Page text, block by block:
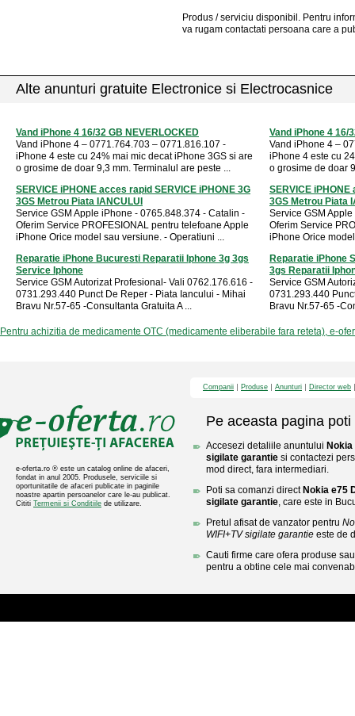
Produs / serviciu disponibil . Pentru
va rugam contactati persoana care a
Alte anunturi gratuite Electronice si Electrocasnice
Vand iPhone 4 16/32 GB NEVERLOCKED
Vand iPhone 4 – 0771.764.703 – 0771.816.107 -
iPhone 4 este cu 24% mai mic decat iPhone 3GS si are
o grosime de doar 9,3 mm. Terminalul are peste ...
Vand iPhone 4 16/
Vand iPhone 4 –
iPhone 4 este cu
o grosime de doar
SERVICE iPHONE acces rapid SERVICE iPHONE 3G
3GS Metrou Piata IANCULUI
Service GSM Apple iPhone - 0765.848.374 - Catalin -
Oferim Service PROFESIONAL pentru telefoane Apple
iPhone Orice model sau versiune. - Operatiuni ...
SERVICE iPHONE
3GS Metrou Piata
Service GSM
Oferim Service
iPhone Orice
Reparatie iPhone Bucuresti Reparatii Iphone 3g 3gs
Service Iphone
Service GSM Autorizat Profesional- Vali 0762.176.616 -
0731.293.440 Punct De Reper - Piata Iancului - Mihai
Bravu Nr.57-65 -Consultanta Gratuita A ...
Reparatie iPhone
3gs Reparatii
Service GSM
0731.293.440
Bravu Nr.57-65 -
Pentru achizitia de medicamente OTC (medicamente eliberabile fara reteta), e-
e-oferta.ro ® este un catalog online de afaceri,
fondat in anul 2005. Produsele, serviciile si
oportunitatile de afaceri publicate in paginile
noastre apartin persoanelor care le-au publicat.
Cititi Termenii si Conditiile de utilizare.
Companii Produse Anunturi Director web
Pe aceasta pagina poti
Accesezi detaliile anuntului Nokia
sigilate garantie si contactezi
mod direct, fara intermediari.
Poti sa comanzi direct Nokia e75
sigilate garantie, care este in
Pretul afisat de vanzator pentru
WIFI+TV sigilate garantie este de
Cauti firme care ofera produse
pentru a obtine cele mai